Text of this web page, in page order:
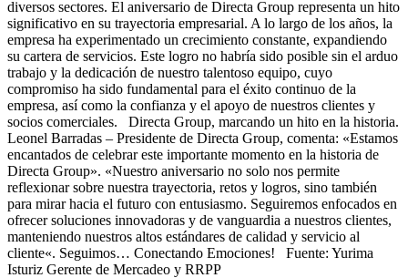
diversos sectores. El aniversario de Directa Group representa un hito
significativo en su trayectoria empresarial. A lo largo de los años, la
empresa ha experimentado un crecimiento constante, expandiendo
su cartera de servicios. Este logro no habría sido posible sin el arduo
trabajo y la dedicación de nuestro talentoso equipo, cuyo
compromiso ha sido fundamental para el éxito continuo de la
empresa, así como la confianza y el apoyo de nuestros clientes y
socios comerciales. Directa Group, marcando un hito en la historia.
Leonel Barradas – Presidente de Directa Group, comenta: «Estamos
encantados de celebrar este importante momento en la historia de
Directa Group». «Nuestro aniversario no solo nos permite
reflexionar sobre nuestra trayectoria, retos y logros, sino también
para mirar hacia el futuro con entusiasmo. Seguiremos enfocados en
ofrecer soluciones innovadoras y de vanguardia a nuestros clientes,
manteniendo nuestros altos estándares de calidad y servicio al
cliente«. Seguimos… Conectando Emociones! Fuente: Yurima
Isturiz Gerente de Mercadeo y RRPP